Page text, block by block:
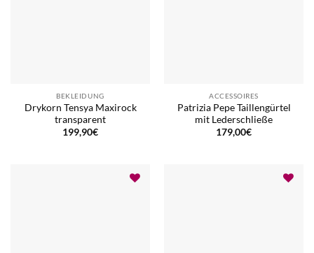
BEKLEIDUNG
Drykorn Tensya Maxirock
transparent
199,90€
ACCESSOIRES
Patrizia Pepe Taillengürtel
mit Lederschließe
179,00€